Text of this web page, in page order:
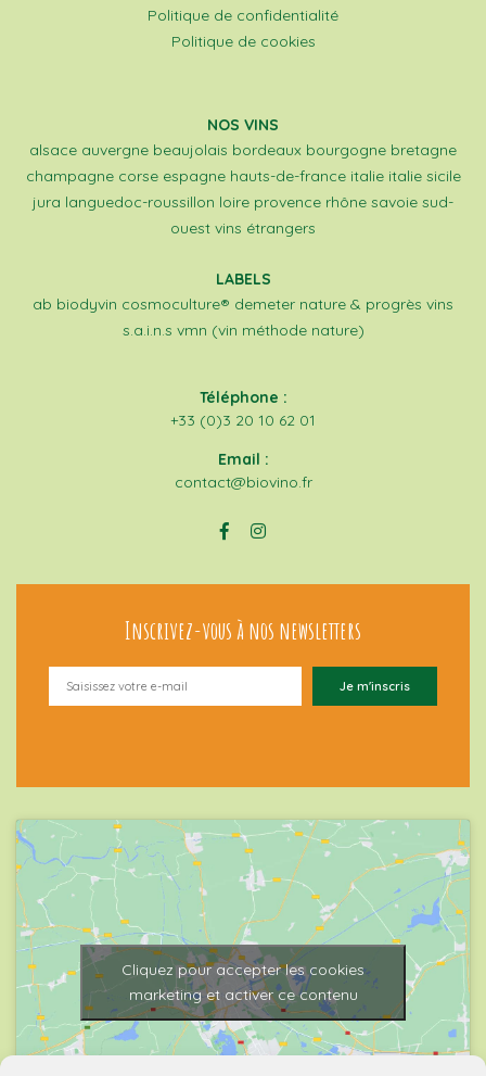
Politique de confidentialité
Politique de cookies
NOS VINS
alsace auvergne beaujolais bordeaux bourgogne bretagne
champagne corse espagne hauts-de-france italie italie sicile
jura languedoc-roussillon loire provence rhône savoie sud-
ouest vins étrangers
LABELS
ab biodyvin cosmoculture® demeter nature & progrès vins
s.a.i.n.s vmn (vin méthode nature)
Téléphone :
+33 (0)3 20 10 62 01
Email :
contact@biovino.fr
Inscrivez-vous à nos newsletters
Cliquez pour accepter les cookies
marketing et activer ce contenu